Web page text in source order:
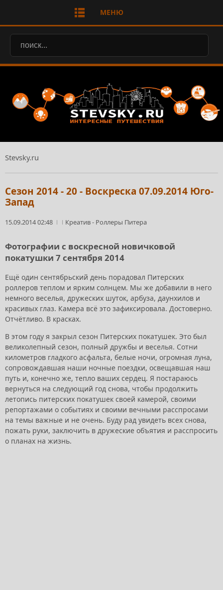
МЕНЮ
Stevsky.ru
Сезон 2014 - 20 - Воскреска 07.09.2014 Юго-
Запад
15.09.2014 02:48 Креатив- Роллеры Питера
Фотографии с воскресной новичковой
покатушки 7 сентября 2014
Ещё один сентябрьский день порадовал Питерских
роллеров теплом и ярким солнцем. Мы же добавили в него
немного веселья, дружеских шуток, арбуза, даунхилов и
красивых глаз. Камера всё это зафиксировала. Достоверно.
Отчётливо. В красках.
В этом году я закрыл сезон Питерских покатушек. Это был
великолепный сезон, полный дружбы и веселья. Сотни
километров гладкого асфальта, белые ночи, огромная луна,
сопровождавшая наши ночные поездки, освещавшая наш
путь и, конечно же, тепло ваших сердец. Я постараюсь
вернуться на следующий год снова, чтобы продолжить
летопись питерских покатушек своей камерой, своими
репортажами о событиях и своими вечными расспросами
на темы важные и не очень. Буду рад увидеть всех снова,
пожать руки, заключить в дружеские объятия и расспросить
о планах на жизнь.